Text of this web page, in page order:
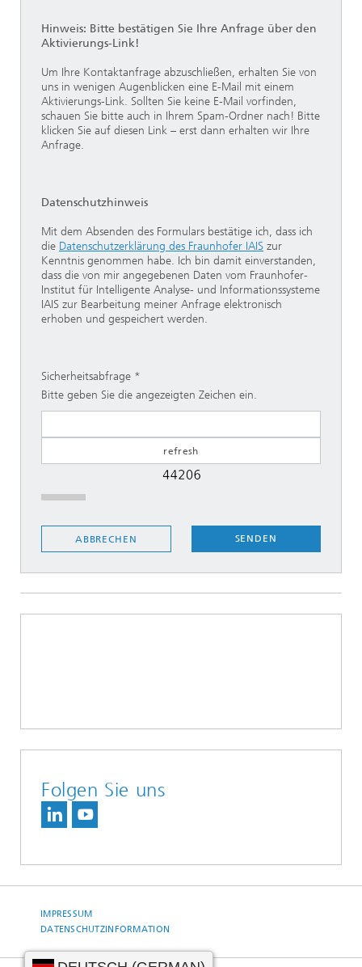
Hinweis: Bitte bestätigen Sie Ihre Anfrage über den
Aktivierungs-Link!
Um Ihre Kontaktanfrage abzuschließen, erhalten Sie von
uns in wenigen Augenblicken eine E-Mail mit einem
Aktivierungs-Link. Sollten Sie keine E-Mail vorfinden,
schauen Sie bitte auch in Ihrem Spam-Ordner nach! Bitte
klicken Sie auf diesen Link – erst dann erhalten wir Ihre
Anfrage.
Datenschutzhinweis
Mit dem Absenden des Formulars bestätige ich, dass ich
die Datenschutzerklärung des Fraunhofer IAIS zur
Kenntnis genommen habe. Ich bin damit einverstanden,
dass die von mir angegebenen Daten vom Fraunhofer-
Institut für Intelligente Analyse- und Informationssysteme
IAIS zur Bearbeitung meiner Anfrage elektronisch
erhoben und gespeichert werden.
Sicherheitsabfrage
Bitte geben Sie die angezeigten Zeichen ein.
SENDEN
ABBRECHEN
Folgen Sie uns
IMPRESSUM
DATENSCHUTZINFORMATION